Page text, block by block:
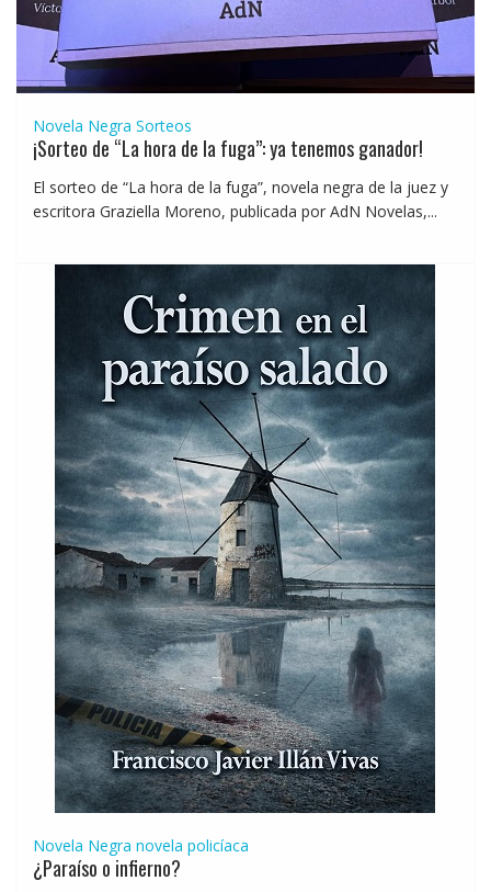
Novela Negra Sorteos
¡Sorteo de “La hora de la fuga”: ya tenemos ganador!
El sorteo de “La hora de la fuga”, novela negra de la juez y
escritora Graziella Moreno, publicada por AdN Novelas,...
Novela Negra novela policíaca
¿Paraíso o infierno?